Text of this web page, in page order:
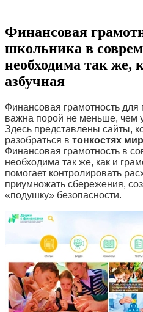
Финансовая
школьника в
необходима так же,
азбучная
Финансовая грамотность
важна порой не меньше, чем
Здесь представлены сайты,
разобраться в тонкостях
Финансовая грамотность в
необходима так же, как и
помогает контролировать
приумножать сбережения,
«подушку» безопасности.